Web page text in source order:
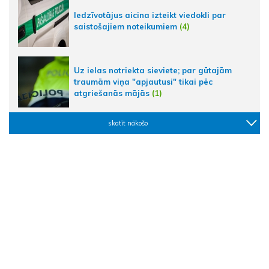
Iedzīvotājus aicina izteikt viedokli par
saistošajiem noteikumiem (4)
Uz ielas notriekta sieviete; par gūtajām
traumām viņa "apjautusi" tikai pēc
atgriešanās mājās (1)
skatīt nākošo